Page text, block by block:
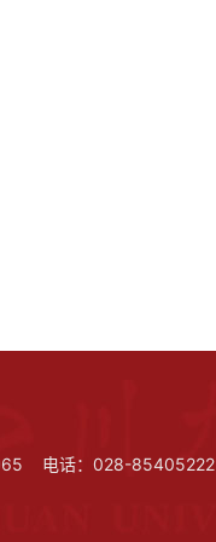
电话：028-85405222